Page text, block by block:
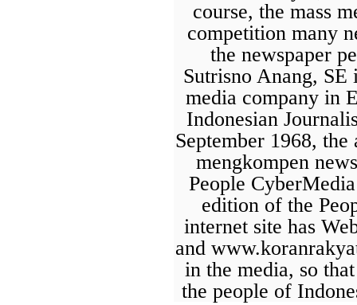
course, the mass
competition many
the newspaper
Sutrisno Anang,
media company in
Indonesian
September 1968,
mengkompen
People
edition of the
internet site has
and
in the media, so
the people of